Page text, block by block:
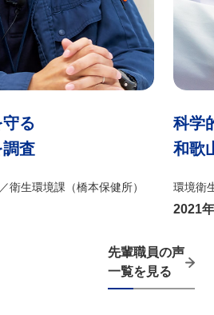
る
査
衛生環境課（橋本保健所）
科学
和歌
環境衛
2021
先輩職員の声
一覧を見る